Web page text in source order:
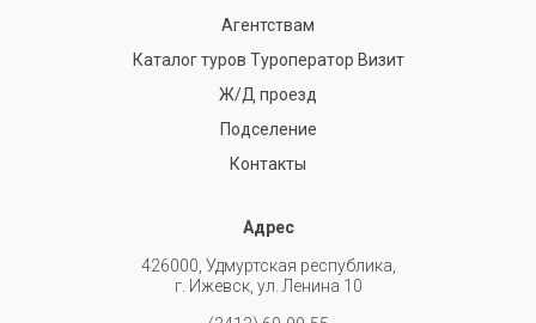
Агентствам
Каталог туров Туроператор Визит
Ж/Д проезд
Подселение
Контакты
Адрес
426000, Удмуртская республика,
г. Ижевск, ул. Ленина 10